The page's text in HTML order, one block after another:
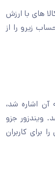
های با ارزش
حساب زیرو را از
آن اشاره شد،
تاسیس شد. ویندزور جزو
کاربران